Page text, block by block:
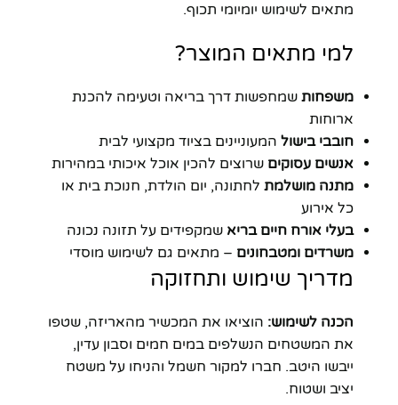
מתאים לשימוש יומיומי תכוף.
למי מתאים המוצר?
משפחות שמחפשות דרך בריאה וטעימה להכנת
ארוחות
חובבי בישול המעוניינים בציוד מקצועי לבית
אנשים עסוקים שרוצים להכין אוכל איכותי במהירות
מתנה מושלמת לחתונה, יום הולדת, חנוכת בית או
כל אירוע
בעלי אורח חיים בריא שמקפידים על תזונה נכונה
משרדים ומטבחונים – מתאים גם לשימוש מוסדי
מדריך שימוש ותחזוקה
הכנה לשימוש: הוציאו את המכשיר מהאריזה, שטפו
את המשטחים הנשלפים במים חמים וסבון עדין,
ייבשו היטב. חברו למקור חשמל והניחו על משטח
יציב ושטוח.